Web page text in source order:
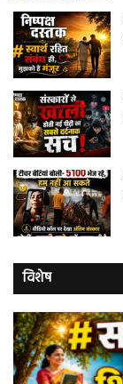
विशेष